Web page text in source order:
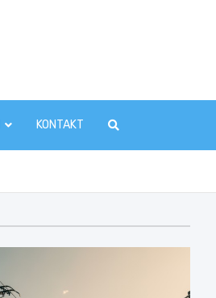
KONTAKT